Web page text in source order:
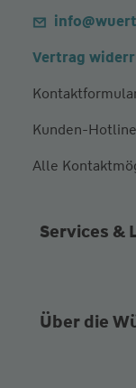
Vertrag
Kunden-
Alle
Services &
Über die